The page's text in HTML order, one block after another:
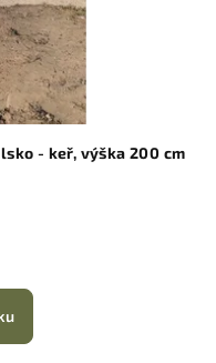
Olivovník evropský Picual Španělsko - keř, výška 200 cm